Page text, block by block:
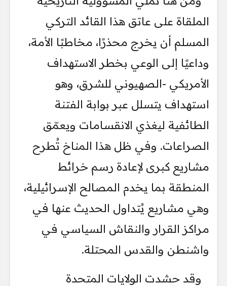
الملقاة على عاتق هذا القائد التركي
المسلم أن يخرج محذرًا، مخاطبًا الأمة،
وداعيًا إلى الوعي بخطر الاستهداف
الأمريكي -الصهيوني للشرق، وهو
استهداف يتسلل عبر بوابة الفتنة
الطائفية ليغذي الانقسامات ويعمّق
الصراعات. وفي ظل هذا المناخ تُطرح
مشاريع كبرى لإعادة رسم خرائط
المنطقة بما يخدم المصالح الإسرائيلية،
وهي مشاريع يُتداول الحديث عنها في
مراكز القرار والنقاش السياسي في
واشنطن والقدس المحتلة.
وقد حشدت الولايات المتحدة